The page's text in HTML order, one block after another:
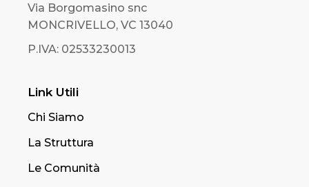
Via Borgomasino snc
MONCRIVELLO, VC 13040
P.IVA: 02533230013
Link Utili
Chi Siamo
La Struttura
Le Comunità